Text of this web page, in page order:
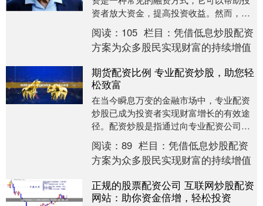
资者放大资金，提高投资收益。然而，选
择一家安全可靠的配资公司至关重要。 * **
放大收益....
阅读： 105 栏目： 凭借低息炒股配资
方案为众多股民实现财富的持续增值
期货配资比例 专业配资炒股，助您轻
松致富
在当今瞬息万变的金融市场中，专业配资
炒股已成为投资者实现财富增长的有效途
径。配资炒股是指通过向专业配资公司借
入资金，放大投资本金期货配资比例，从
而提高投资收益。....
阅读： 89 栏目： 凭借低息炒股配资
方案为众多股民实现财富的持续增值
正规的股票配资公司 互联网炒股配资
网站：助你资金倍增，轻松投资